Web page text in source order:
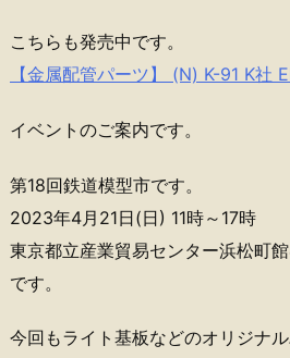
こちらも発売中です。
【金属配管パーツ】 (N) K-91 K社
イベントのご案内です。
第18回鉄道模型市です。
2023年4月21日(日) 11時～17時
東京都立産業貿易センター浜松町
です。
今回もライト基板などのオリジナ